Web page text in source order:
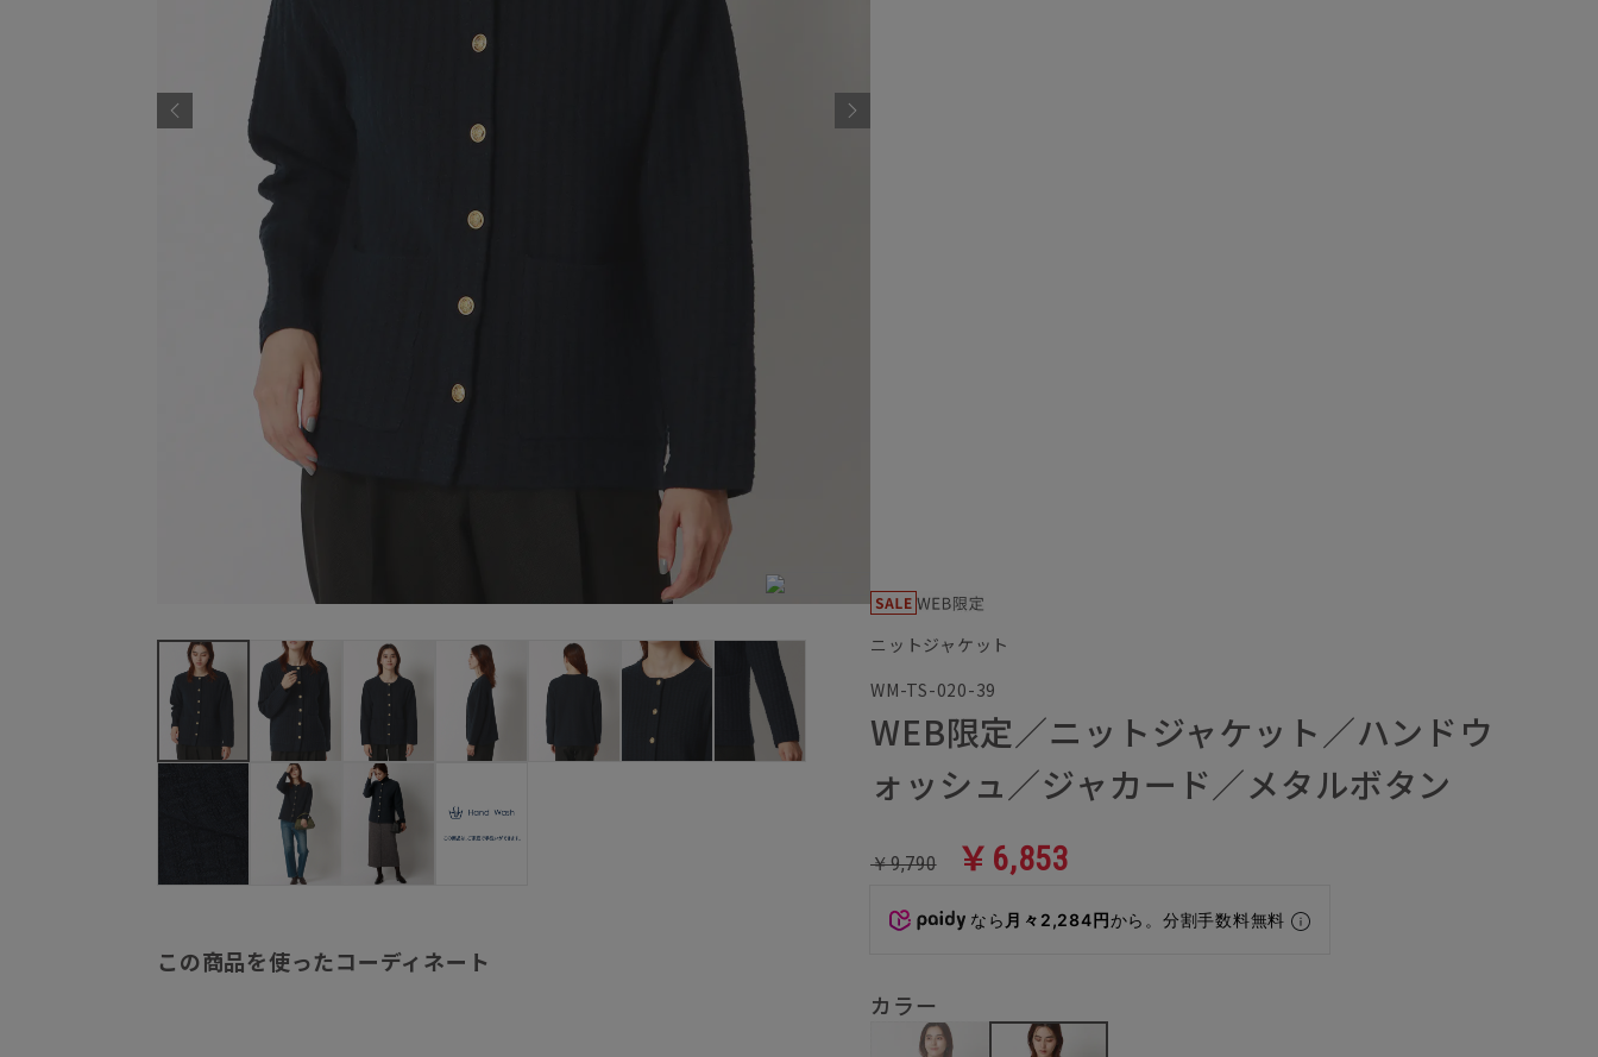
この商品を使ったコーディネート
ニットジャケット
WM-TS-020-39
WEB限定／ニットジャケット／ハンドウ
ォッシュ／ジャカード／メタルボタン
￥9,790 ￥6,853
なら 月々2,284円から。分割手数料無料
カラー